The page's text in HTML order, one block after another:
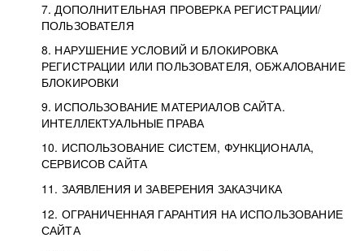
7. ДОПОЛНИТЕЛЬНАЯ ПРОВЕРКА РЕГИСТРАЦИИ/
ПОЛЬЗОВАТЕЛЯ
8. НАРУШЕНИЕ УСЛОВИЙ И БЛОКИРОВКА
РЕГИСТРАЦИИ ИЛИ ПОЛЬЗОВАТЕЛЯ, ОБЖАЛОВАНИЕ
БЛОКИРОВКИ
9. ИСПОЛЬЗОВАНИЕ МАТЕРИАЛОВ САЙТА.
ИНТЕЛЛЕКТУАЛЬНЫЕ ПРАВА
10. ИСПОЛЬЗОВАНИЕ СИСТЕМ, ФУНКЦИОНАЛА,
СЕРВИСОВ САЙТА
11. ЗАЯВЛЕНИЯ И ЗАВЕРЕНИЯ ЗАКАЗЧИКА
12. ОГРАНИЧЕННАЯ ГАРАНТИЯ НА ИСПОЛЬЗОВАНИЕ
САЙТА